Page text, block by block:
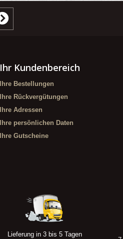
Ihr Kundenbereich
Ihre Bestellungen
Ihre Rückvergütungen
Ihre Adressen
Ihre persönlichen Daten
Ihre Gutscheine
Lieferung in 3 bis 5 Tagen